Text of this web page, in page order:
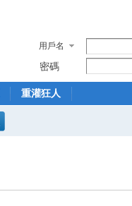
用戶名
密碼
重灌狂人